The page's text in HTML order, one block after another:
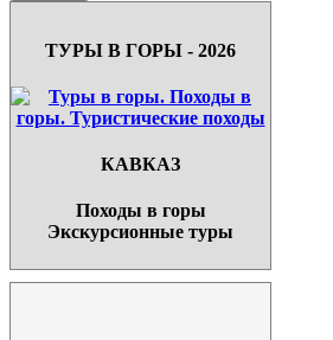
ТУРЫ В ГОРЫ - 2026
КАВКАЗ
Походы в горы
Экскурсионные туры